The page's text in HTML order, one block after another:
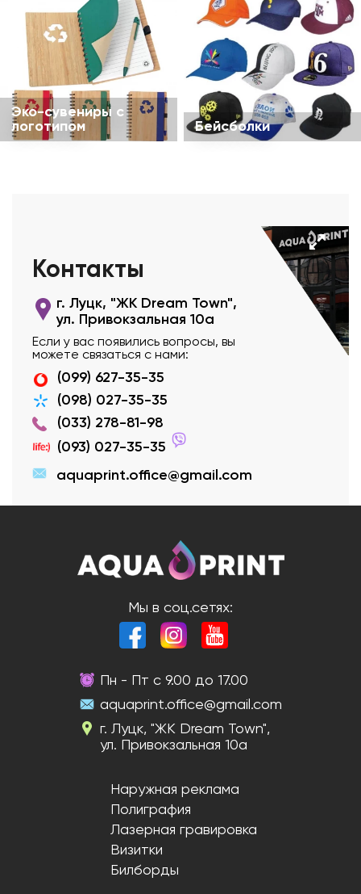
Эко-сувениры с
логотипом
Бейсболки
Контакты
г. Луцк, "ЖК Dream Town",
ул. Привокзальная 10а
Если у вас появились вопросы, вы
можете связаться с нами:
(099) 627-35-35
(098) 027-35-35
(033) 278-81-98
(093) 027-35-35
aquaprint.office@gmail.com
Мы в соц.сетях:
Пн - Пт с 9.00 до 17.00
aquaprint.office@gmail.com
г. Луцк, "ЖК Dream Town",
ул. Привокзальная 10а
Наружная реклама
Полиграфия
Лазерная гравировка
Визитки
Билборды